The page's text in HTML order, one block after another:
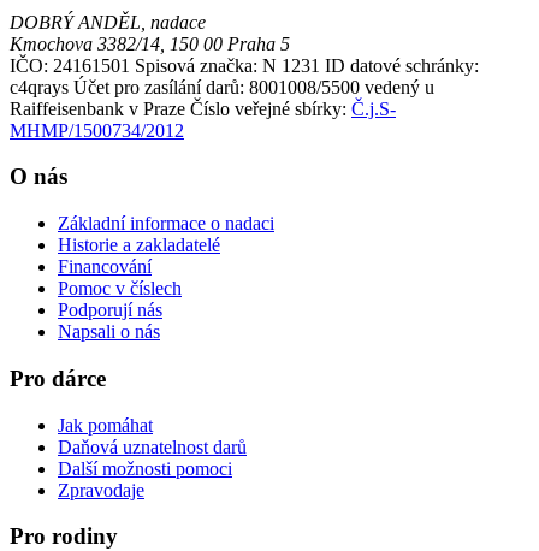
DOBRÝ ANDĚL, nadace
Kmochova 3382/14, 150 00 Praha 5
IČO: 24161501 Spisová značka: N 1231 ID datové schránky:
c4qrays Účet pro zasílání darů: 8001008/5500 vedený u
Raiffeisenbank v Praze Číslo veřejné sbírky: Č.j.S-
MHMP/1500734/2012
O nás
Základní informace o nadaci
Historie a zakladatelé
Financování
Pomoc v číslech
Podporují nás
Napsali o nás
Pro dárce
Jak pomáhat
Daňová uznatelnost darů
Další možnosti pomoci
Zpravodaje
Pro rodiny